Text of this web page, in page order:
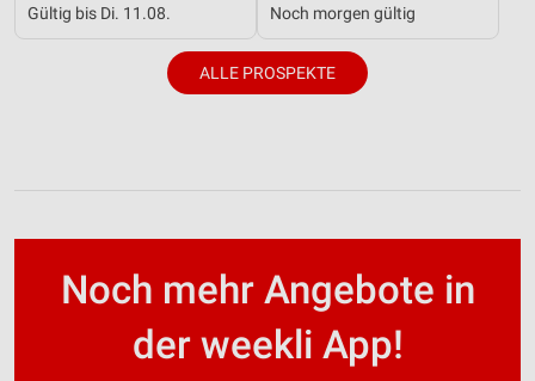
Gültig bis Di. 11.08. Noch morgen gültig
ALLE PROSPEKTE
Noch mehr Angebote in
der weekli App!